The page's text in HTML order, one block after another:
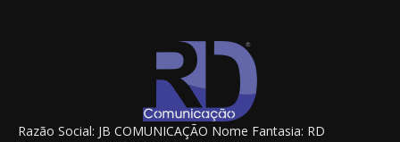
Razão Social: JB COMUNICAÇÃO Nome Fantasia: RD